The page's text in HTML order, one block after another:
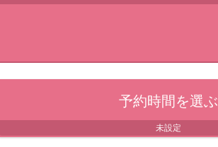
予約時間を選ぶ
未設定